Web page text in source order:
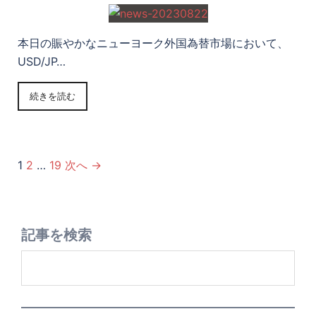
本日の賑やかなニューヨーク外国為替市場において、
USD/JP…
続きを読む
1 2 … 19 次へ →
記事を検索